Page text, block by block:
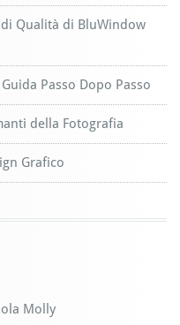
Qualità di BluWindow
Passo Dopo Passo
della Fotografia
Grafico
Molly